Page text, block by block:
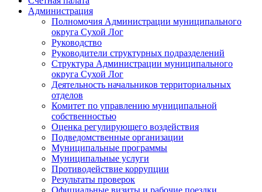
Администрация
Полномочия Администрации муниципального
округа Сухой Лог
Руководство
Руководители структурных подразделений
Структура Администрации муниципального
округа Сухой Лог
Деятельность начальников территориальных
отделов
Комитет по управлению муниципальной
собственностью
Оценка регулирующего воздействия
Подведомственные организации
Муниципальные программы
Муниципальные услуги
Противодействие коррупции
Результаты проверок
Официальные визиты и рабочие поездки